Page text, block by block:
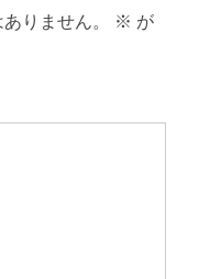
りません。 ※ が